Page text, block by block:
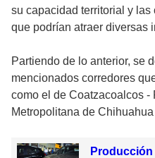
su capacidad territorial y
que podrían atraer diversas
Partiendo de lo anterior, se
mencionados corredores
como el de Coatzacoalcos -
Metropolitana de